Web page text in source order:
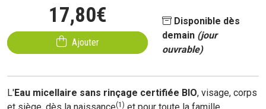
17,80€
Ajouter
Disponible dès
demain (jour
ouvrable)
L'Eau micellaire sans rinçage certifiée BIO, visage, corps
(1)